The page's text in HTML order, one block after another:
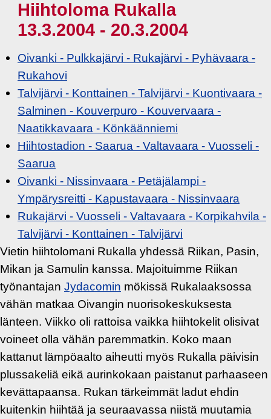
Hiihtoloma Rukalla
13.3.2004 - 20.3.2004
Oivanki - Pulkkajärvi - Rukajärvi - Pyhävaara -
Rukahovi
Talvijärvi - Konttainen - Talvijärvi - Kuontivaara -
Salminen - Kouverpuro - Kouvervaara -
Naatikkavaara - Könkäänniemi
Hiihtostadion - Saarua - Valtavaara - Vuosseli -
Saarua
Oivanki - Nissinvaara - Petäjälampi -
Ympärysreitti - Kapustavaara - Nissinvaara
Rukajärvi - Vuosseli - Valtavaara - Korpikahvila -
Talvijärvi - Konttainen - Talvijärvi
Vietin hiihtolomani Rukalla yhdessä Riikan, Pasin,
Mikan ja Samulin kanssa. Majoituimme Riikan
työnantajan Jydacomin mökissä Rukalaaksossa
vähän matkaa Oivangin nuorisokeskuksesta
länteen. Viikko oli rattoisa vaikka hiihtokelit olisivat
voineet olla vähän paremmatkin. Koko maan
kattanut lämpöaalto aiheutti myös Rukalla päivisin
plussakeliä eikä aurinkokaan paistanut parhaaseen
kevättapaansa. Rukan tärkeimmät ladut ehdin
kuitenkin hiihtää ja seuraavassa niistä muutamia